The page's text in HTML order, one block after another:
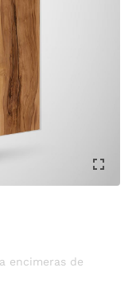
encimeras de